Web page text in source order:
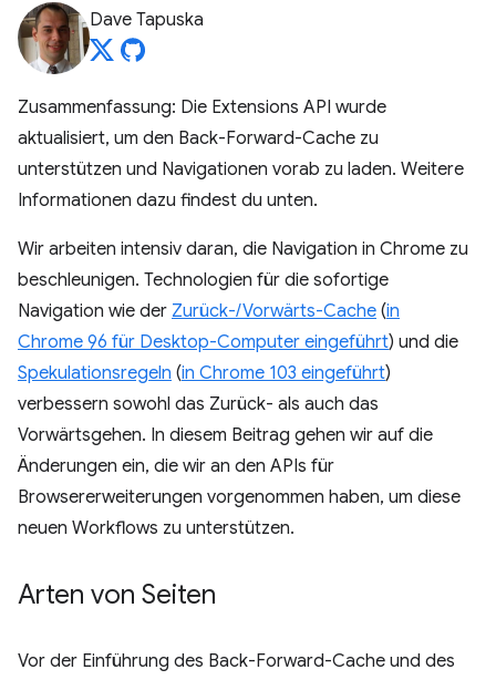
Dave Tapuska
Zusammenfassung: Die Extensions API wurde
aktualisiert, um den Back-Forward-Cache zu
unterstützen und Navigationen vorab zu laden. Weitere
Informationen dazu findest du unten.
Wir arbeiten intensiv daran, die Navigation in Chrome zu
beschleunigen. Technologien für die sofortige
Navigation wie der Zurück-/Vorwärts-Cache (in
Chrome 96 für Desktop-Computer eingeführt) und die
Spekulationsregeln (in Chrome 103 eingeführt)
verbessern sowohl das Zurück- als auch das
Vorwärtsgehen. In diesem Beitrag gehen wir auf die
Änderungen ein, die wir an den APIs für
Browsererweiterungen vorgenommen haben, um diese
neuen Workflows zu unterstützen.
Arten von Seiten
Vor der Einführung des Back-Forward-Cache und des